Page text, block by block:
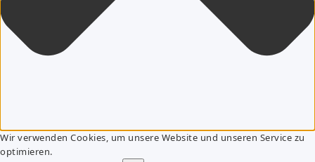
Wir verwenden Cookies, um unsere Website und unseren Service zu
optimieren.